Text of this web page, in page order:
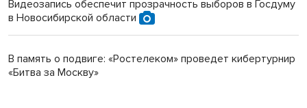
Видеозапись обеспечит прозрачность выборов в Госдуму
в Новосибирской области
В память о подвиге: «Ростелеком» проведет кибертурнир
«Битва за Москву»